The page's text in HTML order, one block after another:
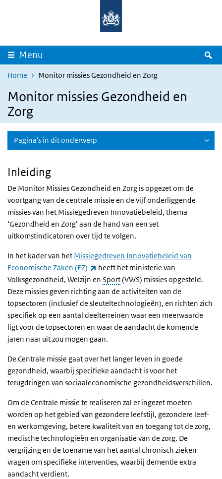
Overslaan en naar de inhoud gaan
Menu
Home Monitor missies Gezondheid en Zorg
Monitor missies Gezondheid en
Zorg
Pagina's in dit onderwerp
Inleiding
De Monitor Missies Gezondheid en Zorg is opgezet om de
voortgang van de centrale missie en de vijf onderliggende
missies van het Missiegedreven Innovatiebeleid, thema
‘Gezondheid en Zorg’ aan de hand van een set
uitkomstindicatoren over tijd te volgen.
In het kader van het Missiegedreven Innovatiebeleid van
Economische Zaken (EZ)
(externe link)
heeft het ministerie van
Volksgezondheid, Welzijn en Sport(VWS) missies opgesteld.
Deze missies geven richting aan de activiteiten van de
topsectoren (inclusief de sleuteltechnologieën), en richten zich
specifiek op een aantal deelterreinen waar een meerwaarde
ligt voor de topsectoren en waar de aandacht de komende
jaren naar uit zou mogen gaan.
De Centrale missie gaat over het langer leven in goede
gezondheid, waarbij specifieke aandacht is voor het
terugdringen van sociaaleconomische gezondheidsverschillen.
Om de Centrale missie te realiseren zal er ingezet moeten
worden op het gebied van gezondere leefstijl, gezondere leef-
en werkomgeving, betere kwaliteit van en toegang tot de zorg,
medische technologieën en organisatie van de zorg. De
vergrijzing en de toename van het aantal chronisch zieken
vragen om specifieke interventies, waarbij dementie extra
aandacht verdient.